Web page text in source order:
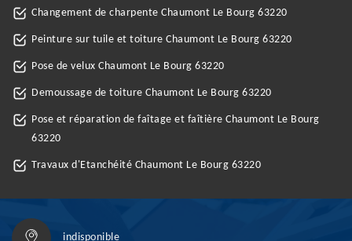
Changement de charpente Chaumont Le Bourg 63220
Peinture sur tuile et toiture Chaumont Le Bourg 63220
Pose de velux Chaumont Le Bourg 63220
Demoussage de toiture Chaumont Le Bourg 63220
Pose et réparation de faîtage et faîtière Chaumont Le Bourg
63220
Travaux d'Etanchéité Chaumont Le Bourg 63220
indisponible